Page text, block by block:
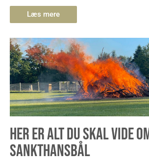
Læs mere
HER ER ALT DU SKAL VIDE
SANKTHANSBÅL